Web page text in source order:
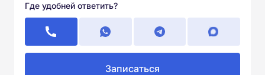
Где удобней ответить?
Записаться